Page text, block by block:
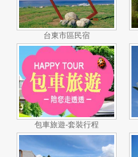
台東市區民宿
包車旅遊-套裝行程